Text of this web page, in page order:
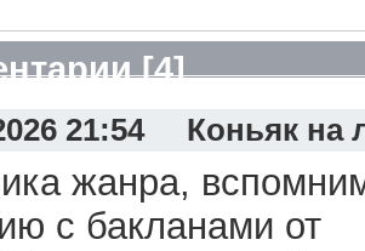
[4]
21:54 Коньяк на
жанра,
с бакланами от